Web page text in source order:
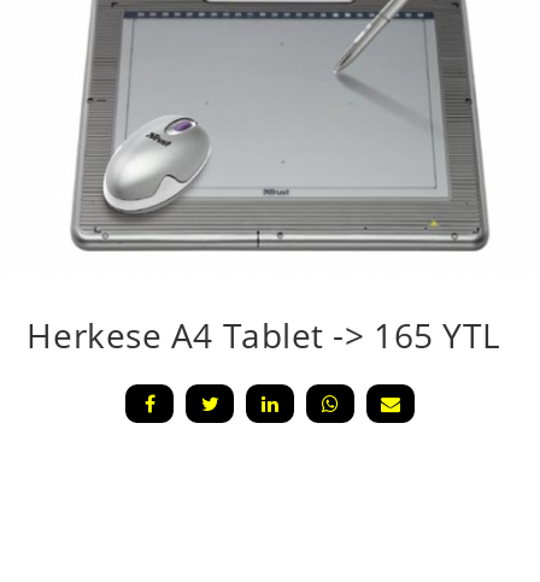
Herkese A4 Tablet -> 165 YTL